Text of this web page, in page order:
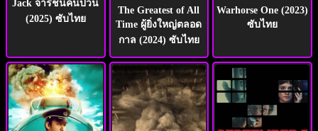
Jack จารชนคนป่วน
(2025) ซับไทย
The Greatest of All
Time ผู้ยิ่งใหญ่ตลอด
กาล (2024) ซับไทย
Warhorse One (2023)
ซับไทย